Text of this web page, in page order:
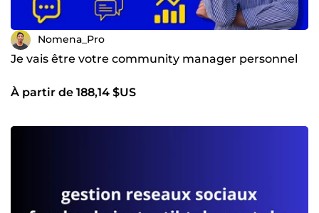
Nomena_Pro
Je vais être votre community manager personnel
À partir de 188,14 $US